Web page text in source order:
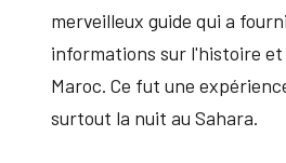
merveilleux guide qui a
informations sur l'histoire et
Maroc. Ce fut une
surtout la nuit au Sahara.